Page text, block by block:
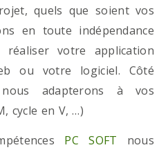
quels que soient vos
en toute indépendance
votre application
ou votre logiciel. Côté
adapterons à vos
cycle en V, …)
PC SOFT nous